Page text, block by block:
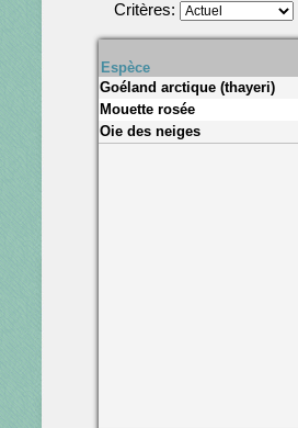
Critères:
Espèce
Goéland arctique (thayeri)
Mouette rosée
Oie des neiges